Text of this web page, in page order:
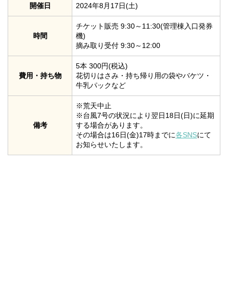
開催日 2024年8月17日(土)
時間
チケット販売 9:30～11:30(管理棟入口発券
機)
摘み取り受付 9:30～12:00
費用・持ち物
5本 300円(税込)
花切りはさみ・持ち帰り用の袋やバケツ・
牛乳パックなど
備考
※荒天中止
※台風7号の状況により翌日18日(日)に延期
する場合があります。
その場合は16日(金)17時までに各SNSにて
お知らせいたします。